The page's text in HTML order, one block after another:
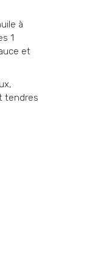
à
1
et
tendres